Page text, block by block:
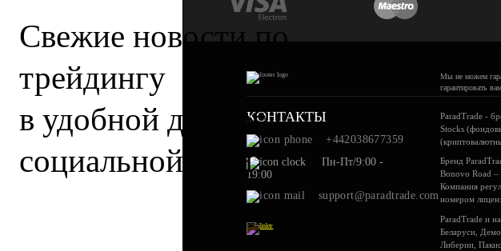
Cвежие новости по
трейдингу
в удобной для вас
социальной сети
Мы не можем
гарантировать
КОНТАКТЫ
+442038677359
Пн-Пт/9:00 -
19:00
support@paradtrade.com
ParadTrade -
Stocks
Бренд
Bonovo Road
Компания
номером
ParadTrade и
Беларуси,
Либерии,